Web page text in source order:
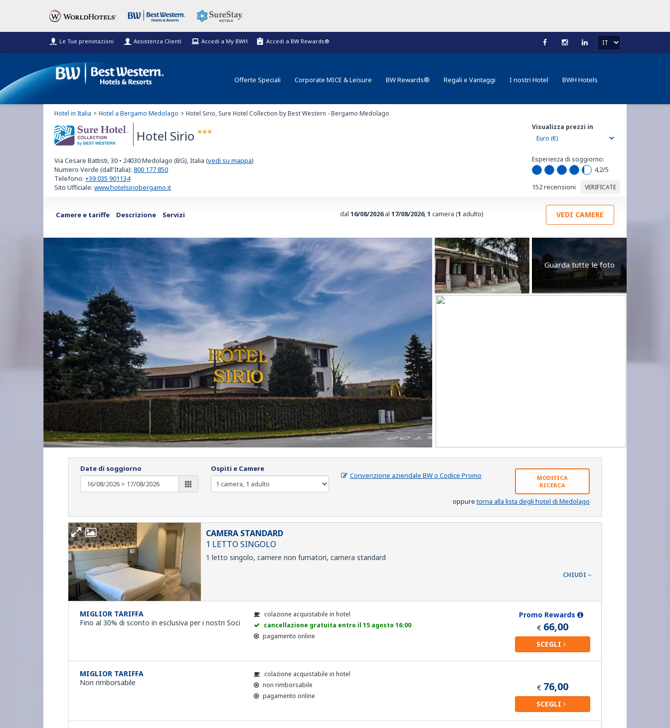
Le Tue prenotazioni Assistenza Clienti Accedi a My BWH Accedi a BW Rewards®
Offerte Speciali Corporate MICE & Leisure BW Rewards® Regali e Vantaggi I nostri Hotel BWH Hotels
Hotel in Italia Hotel a Bergamo Medolago Hotel Sirio, Sure Hotel Collection by Best Western - Bergamo Medolago
Sure Hotel
Collection
Hotel Sirio
Visualizza prezzi in
Via Cesare Battisti, 30 • 24030Medolago (BG), Italia (vedi su mappa)
Numero Verde (dall'Italia): 800 177 850
Telefono: +39 035 901134
Sito Ufficiale: www.hotelsiriobergamo.it
Esperienza di soggiorno:
4,2/5
152 recensioni
VERIFICATE
Camere e tariffe Descrizione Servizi dal 16/08/2026al 17/08/2026,1 camera (1 adulto) VEDI CAMERE
Guarda tutte le foto
Date di soggiorno Ospiti e Camere
Convenzione aziendale BW o Codice Promo
MODIFICA
RICERCA
oppuretorna alla lista degli hotel di Medolago
CAMERA STANDARD
1 LETTO SINGOLO
1 letto singolo, camere non fumatori, camera standard
CHIUDI
MIGLIOR TARIFFA
Fino al 30% di sconto in esclusiva per i nostri Soci
colazione acquistabile in hotel
cancellazione gratuita entro il 15 agosto 16:00
pagamento online
Promo Rewards
€ 66,00
SCEGLI
MIGLIOR TARIFFA
Non rimborsabile
colazione acquistabile in hotel
non rimborsabile
pagamento online
€ 76,00
SCEGLI